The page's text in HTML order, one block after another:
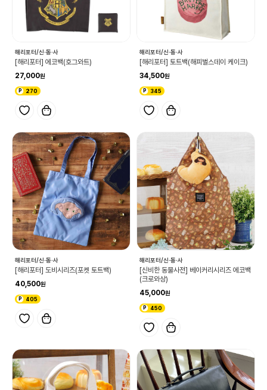
해리포터/신·동·사
[해리포터] 에코백(호그와트)
27,000
270
해리포터/신·동·사
[해리포터] 토트백(해피벌스데이 케이크)
34,500
345
해리포터/신·동·사
[해리포터] 도비시리즈(포켓 토트백)
40,500
405
해리포터/신·동·사
[신비한 동물사전] 베이커리시리즈 에코백
(크로와상)
45,000
450